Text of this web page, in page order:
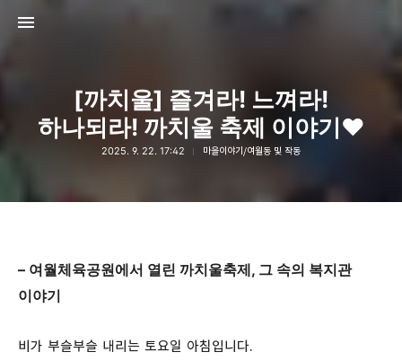
[까치울] 즐겨라! 느껴라!
하나되라! 까치울 축제 이야기♥
2025. 9. 22. 17:42 마을이야기/여월동 및 작동
– 여월체육공원에서 열린 까치울축제, 그 속의 복지관
이야기
비가 부슬부슬 내리는 토요일 아침입니다.
고강종합사회복지관